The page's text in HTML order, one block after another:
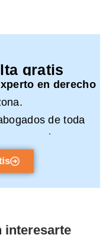
gratis
en derecho
de toda
interesarte